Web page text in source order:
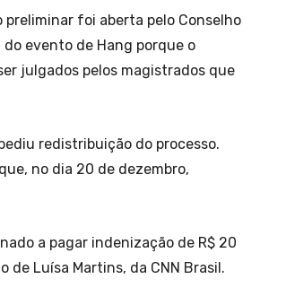
foi aberta pelo Conselho
evento de Hang porque o
julgados pelos magistrados que
redistribuição do processo.
no dia 20 de dezembro,
a pagar indenização de R$ 20
de Luísa Martins, da CNN Brasil.